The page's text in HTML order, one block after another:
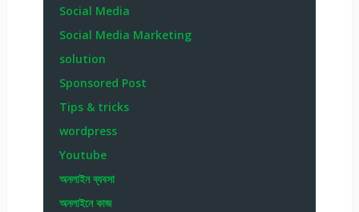
Social Media
Social Media Marketing
solution
Sponsored Post
Tips & tricks
wordpress
Youtube
অনলাইন ব্যবসা
অনলাইনে কাজ